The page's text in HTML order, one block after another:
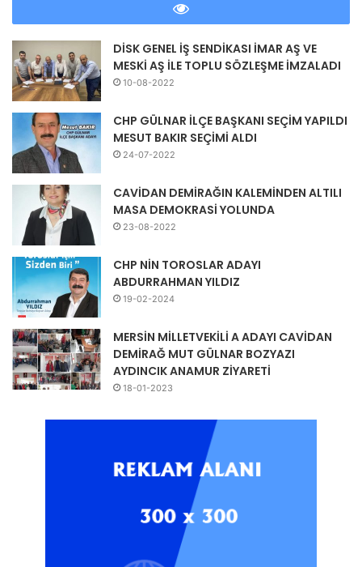
DİSK GENEL İŞ SENDİKASI İMAR AŞ VE
MESKİ AŞ İLE TOPLU SÖZLEŞME İMZALADI
10-08-2022
CHP GÜLNAR İLÇE BAŞKANI SEÇİM YAPILDI
MESUT BAKIR SEÇİMİ ALDI
24-07-2022
CAVİDAN DEMİRAĞIN KALEMİNDEN ALTILI
MASA DEMOKRASİ YOLUNDA
23-08-2022
CHP NİN TOROSLAR ADAYI
ABDURRAHMAN YILDIZ
19-02-2024
MERSİN MİLLETVEKİLİ A ADAYI CAVİDAN
DEMİRAĞ MUT GÜLNAR BOZYAZI
AYDINCIK ANAMUR ZİYARETİ
18-01-2023